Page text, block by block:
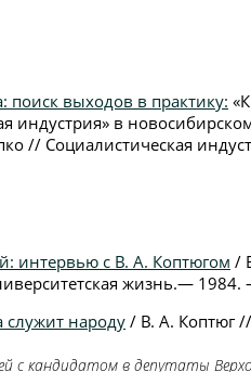
поиск выходов в практику:
индустрия» в
// Социалистическая
интервью с В. А. Коптюгом /
жизнь.—
служит народу / В. А. Коптюг
с кандидатом в депутаты